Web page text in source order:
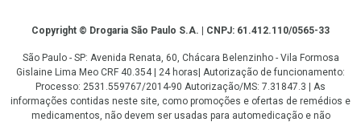
CopyrightCopyright © Drogaria São Paulo S.A. | CNPJ: 61.412.110/0565-33
São Paulo - SP: Avenida Renata, 60, Chácara Belenzinho - Vila Formosa
Gislaine Lima Meo CRF 40.354 | 24 horas| Autorização de funcionamento:
Processo: 2531.559767/2014-90 Autorização/MS: 7.31847.3 | As
informações contidas neste site, como promoções e ofertas de remédios e
medicamentos, não devem ser usadas para automedicação e não